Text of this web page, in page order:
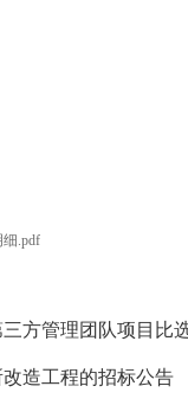
.pdf
方管理团队项目比
造工程的招标公告